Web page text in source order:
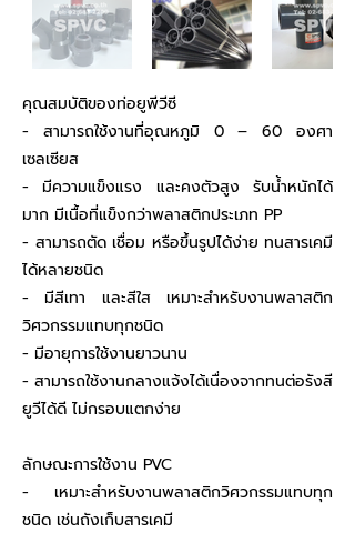
คุณสมบัติของท่อยูพีวีซี
- สามารถใช้งานที่อุณหภูมิ 0 – 60 องศา
เซลเซียส
- มีความแข็งแรง และคงตัวสูง รับน้ำหนักได้
มาก มีเนื้อที่แข็งกว่าพลาสติกประเภท PP
- สามารถตัด เชื่อม หรือขึ้นรูปได้ง่าย ทนสารเคมี
ได้หลายชนิด
- มีสีเทา และสีใส เหมาะสำหรับงานพลาสติก
วิศวกรรมแทบทุกชนิด
- มีอายุการใช้งานยาวนาน
- สามารถใช้งานกลางแจ้งได้เนื่องจากทนต่อรังสี
ยูวีได้ดี ไม่กรอบแตกง่าย
ลักษณะการใช้งาน PVC
- เหมาะสำหรับงานพลาสติกวิศวกรรมแทบทุก
ชนิด เช่นถังเก็บสารเคมี